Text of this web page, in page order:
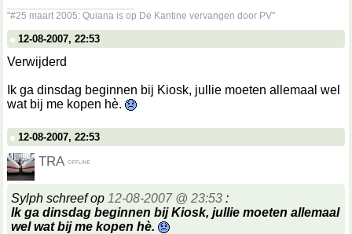
"#25 maart 2005: Quiana is op De Kantine vervangen door PV"
12-08-2007, 22:53
Verwijderd
Ik ga dinsdag beginnen bij Kiosk, jullie moeten allemaal wel
wat bij me kopen hè.
12-08-2007, 22:53
TRA
Sylph schreef op 12-08-2007 @ 23:53 :
Ik ga dinsdag beginnen bij Kiosk, jullie moeten allemaal
wel wat bij me kopen hè.